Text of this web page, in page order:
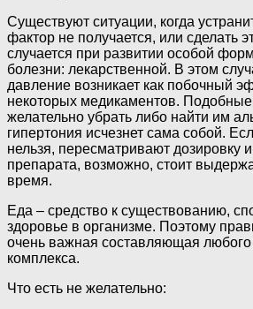
Существуют ситуации, когда
фактор не получается, или сделать
случается при развитии особой
болезни: лекарственной. В этом
давление возникает как побочный
некоторых медикаментов. Подобные
желательно убрать либо найти им
гипертония исчезнет сама собой.
нельзя, пересматривают дозировку
препарата, возможно, стоит
время.
Еда – средство к существованию,
здоровье в организме. Поэтому
очень важная составляющая любого
комплекса.
Что есть не желательно: